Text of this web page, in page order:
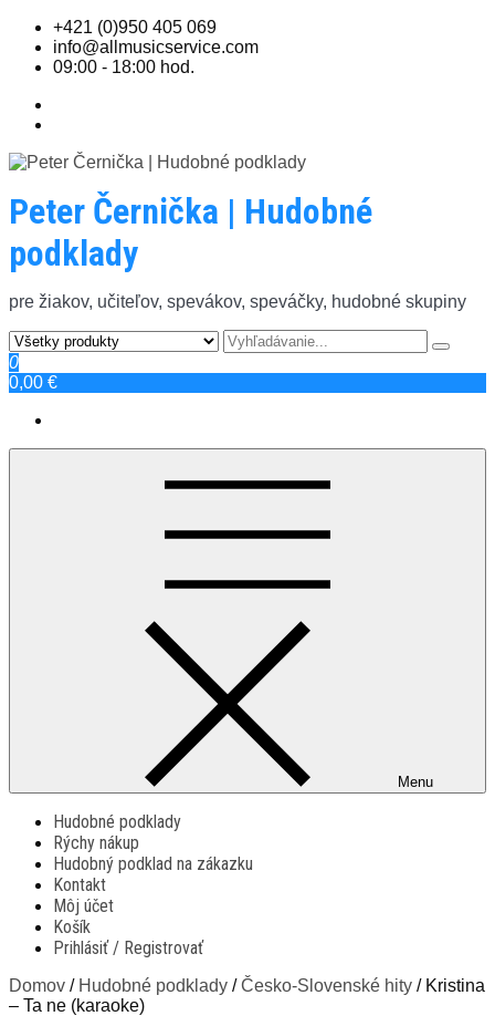
Skip
content
+421 (0)950 405 069
info@allmusicservice.com
09:00 - 18:00 hod.
Peter Černička | Hudobné
podklady
pre žiakov, učiteľov, spevákov, speváčky, hudobné skupiny
0
0,00 €
Menu
Hudobné podklady
Rýchy nákup
Hudobný podklad na zákazku
Kontakt
Môj účet
Košík
Prihlásiť / Registrovať
Domov / Hudobné podklady /Česko-Slovenské hity / Kristina
– Ta ne (karaoke)